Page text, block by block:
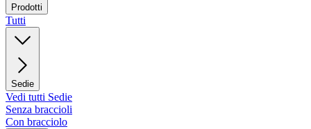
Prodotti
Tutti
Sedie
Vedi tutti Sedie
Senza braccioli
Con bracciolo